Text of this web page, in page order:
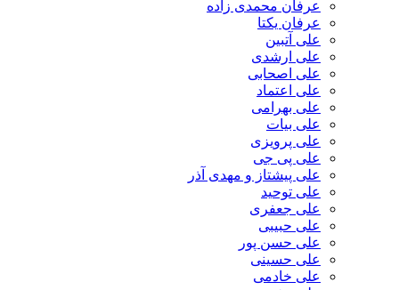
عرفان محمدی زاده
عرفان یکتا
علی آتبین
علی ارشدی
علی اصحابی
علی اعتماد
علی بهرامی
علی بیات
علی پرویزی
علی پی جی
علی پیشتاز و مهدی آذر
علی توحید
علی جعفری
علی حبیبی
علی حسن پور
علی حسینی
علی خادمی